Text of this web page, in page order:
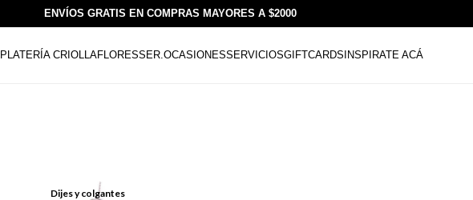
ENVÍOS GRATIS EN COMPRAS MAYORES A $2000
PLATERÍA CRIOLLAFLORESSER.OCASIONESSERVICIOSGIFTCARDS INSPIRATE ACÁ
Dijes y colgantes